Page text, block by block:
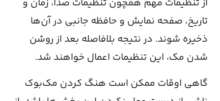
از تنظیمات مهم همچون تنظیمات صدا، زمان و
تاریخ، صفحه‌ نمایش و حافظه جانبی در آن‌ها
ذخیره شوند. در نتیجه بلافاصله بعد از روشن
شدن مک، این تنظیمات اعمال خواهند شد.
گاهی اوقات ممکن است هنگ کردن مک‌بوک